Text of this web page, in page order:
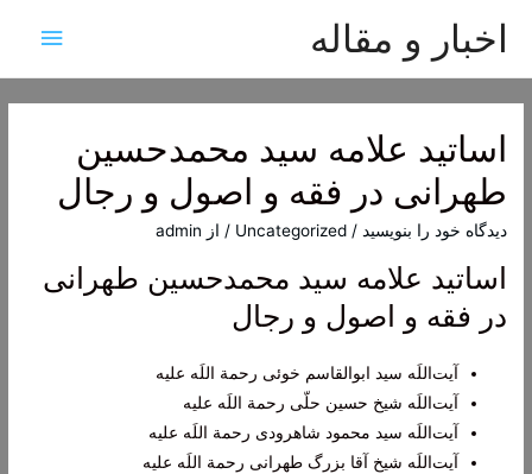
اخبار و مقاله
اصلی
اساتید علامه سید محمدحسین
طهرانی در فقه و اصول و رجال
دیدگاه‌ خود را بنویسید /
Uncategorized / از admin
اساتید علامه سید محمدحسین طهرانی
در فقه و اصول و رجال
آیت‌اللَه سید ابوالقاسم خوئی رحمة اللَه علیه
آیت‌اللَه شیخ حسین حلّی رحمة اللَه علیه
آیت‌اللَه سید محمود شاهرودی رحمة اللَه علیه
آیت‌اللَه شیخ آقا بزرگ طهرانی رحمة اللَه علیه